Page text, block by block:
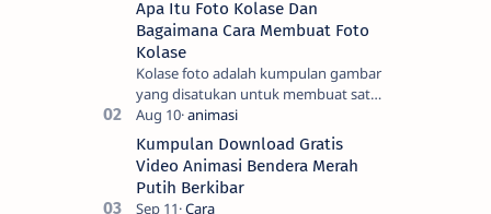
Pengalaman
Digital
sejak
2006.
Pegalaman
saya
merupakan
kolaborasi
kreativitas
dan
Apa Itu Foto Kolase Dan
Bagaimana Cara Membuat Foto
Kolase
Kolase foto adalah kumpulan gambar
yang disatukan untuk membuat satu
gambar. Seni tradisional melibatkan
pemotongan gambar menjadi bentuk
yang men…
Kumpulan Download Gratis
Video Animasi Bendera Merah
Putih Berkibar